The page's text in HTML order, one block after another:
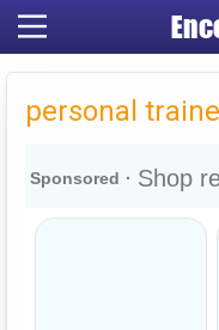
personal